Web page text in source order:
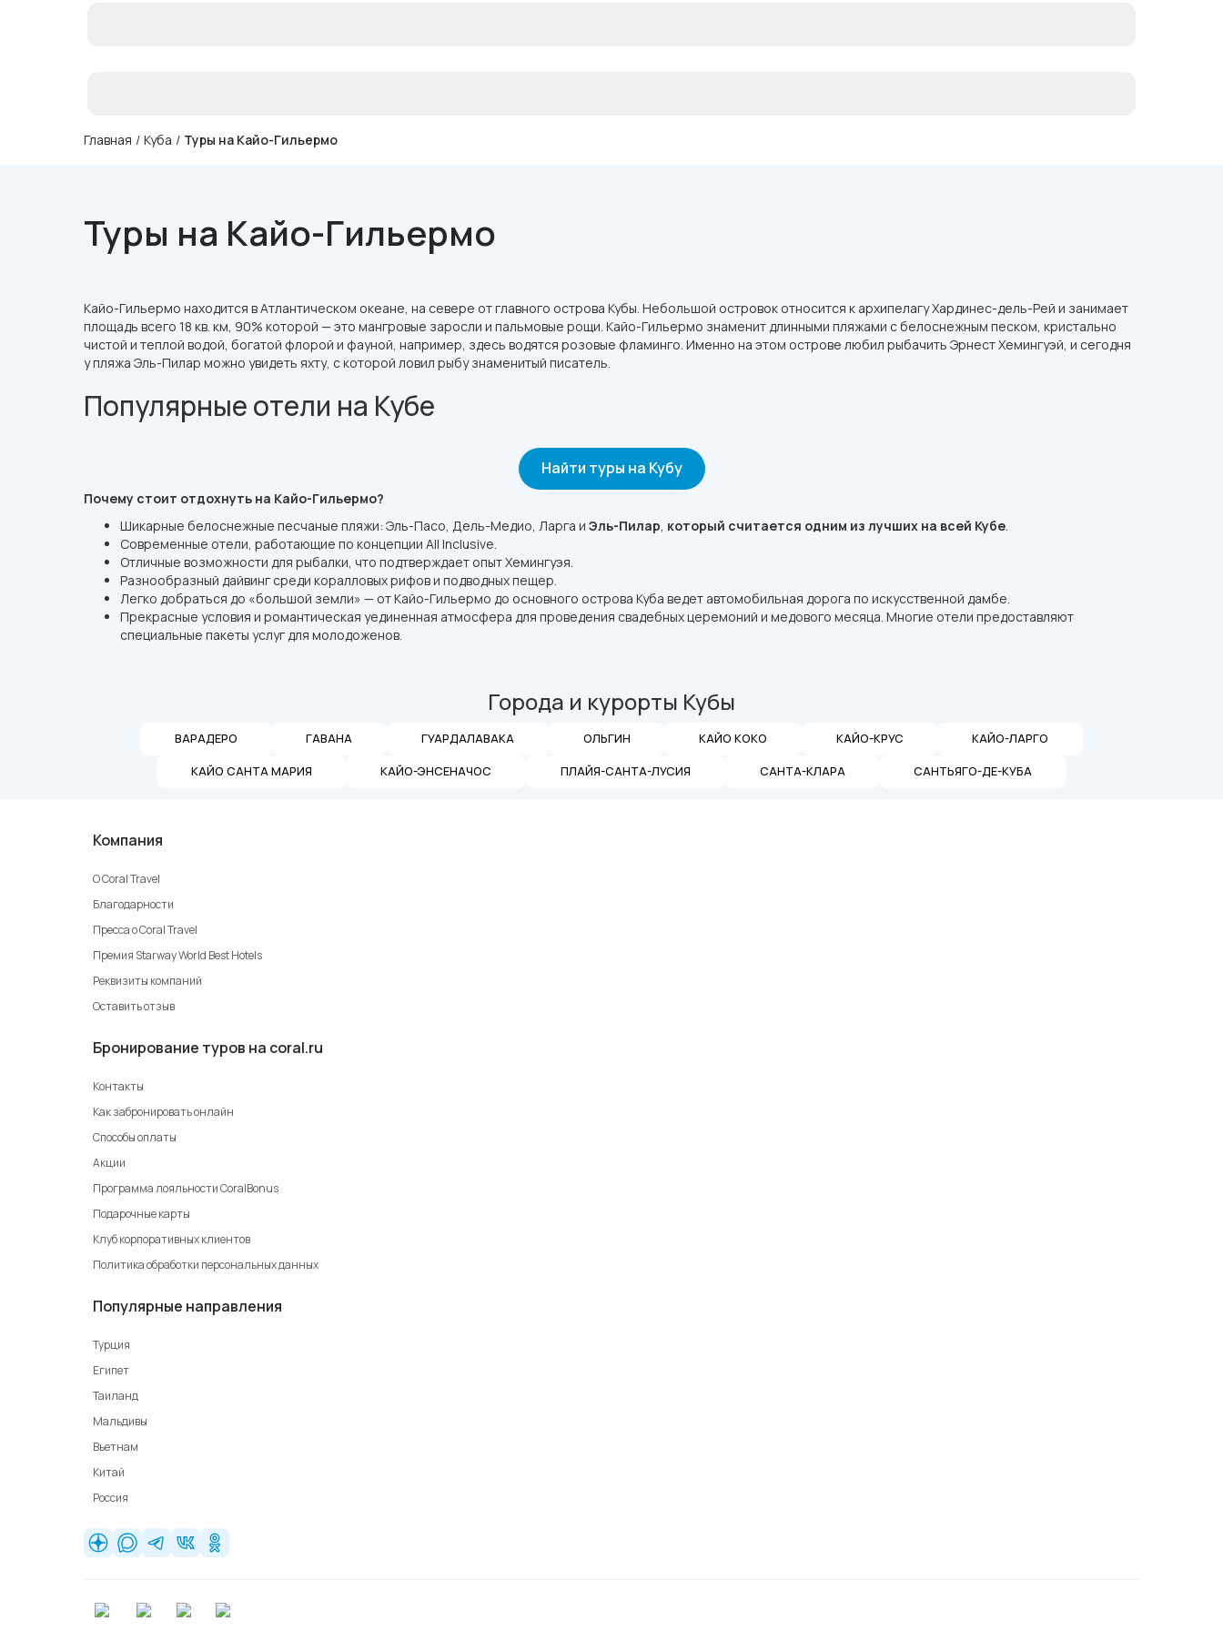
Главная / Куба / Туры на Кайо-Гильермо
Туры на Кайо-Гильермо
Кайо-Гильермо находится в Атлантическом океане, на севере от главного острова Кубы. Небольшой островок относится к архипелагу Хардинес-дель-Рей и занимает
площадь всего 18 кв. км, 90% которой — это мангровые заросли и пальмовые рощи. Кайо-Гильермо знаменит длинными пляжами с белоснежным песком, кристально
чистой и теплой водой, богатой флорой и фауной, например, здесь водятся розовые фламинго. Именно на этом острове любил рыбачить Эрнест Хемингуэй, и сегодня
у пляжа Эль-Пилар можно увидеть яхту, с которой ловил рыбу знаменитый писатель.
Популярные отели на Кубе
Найти туры на Кубу
Почему стоит отдохнуть на Кайо-Гильермо?
Шикарные белоснежные песчаные пляжи: Эль-Пасо, Дель-Медио, Ларга и Эль-Пилар, который считается одним из лучших на всей Кубе.
Современные отели, работающие по концепции All Inclusive.
Отличные возможности для рыбалки, что подтверждает опыт Хемингуэя.
Разнообразный дайвинг среди коралловых рифов и подводных пещер.
Легко добраться до «большой земли» — от Кайо-Гильермо до основного острова Куба ведет автомобильная дорога по искусственной дамбе.
Прекрасные условия и романтическая уединенная атмосфера для проведения свадебных церемоний и медового месяца. Многие отели предоставляют
специальные пакеты услуг для молодоженов.
Города и курорты Кубы
ВАРАДЕРО ГАВАНА ГУАРДАЛАВАКА ОЛЬГИН КАЙО КОКО КАЙО-КРУС КАЙО-ЛАРГО
КАЙО САНТА МАРИЯ КАЙО-ЭНСЕНАЧОС ПЛАЙЯ-САНТА-ЛУСИЯ САНТА-КЛАРА САНТЬЯГО-ДЕ-КУБА
Компания
О Coral Travel
Благодарности
Пресса о Coral Travel
Премия Starway World Best Hotels
Реквизиты компаний
Оставить отзыв
Бронирование туров на coral.ru
Контакты
Как забронировать онлайн
Способы оплаты
Акции
Программа лояльности CoralBonus
Подарочные карты
Клуб корпоративных клиентов
Политика обработки персональных данных
Популярные направления
Турция
Египет
Таиланд
Мальдивы
Вьетнам
Китай
Россия